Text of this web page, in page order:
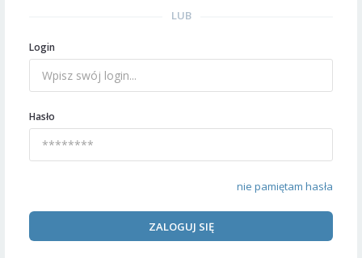
LUB
Login
Hasło
nie pamiętam hasła
ZALOGUJ SIĘ